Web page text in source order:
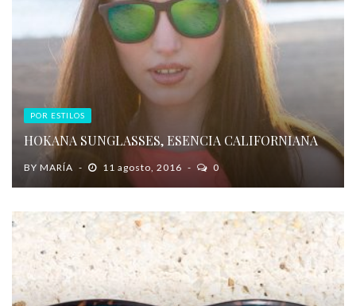
POR ESTILOS
HOKANA SUNGLASSES, ESENCIA CALIFORNIANA
BY MARÍA 11 agosto, 2016 0